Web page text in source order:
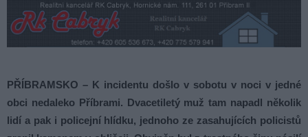
PŘÍBRAMSKO – K incidentu došlo v sobotu v noci v jedné
obci nedaleko Příbrami. Dvacetiletý muž tam napadl několik
lidí a pak i policejní hlídku, jednoho ze zasahujících policistů